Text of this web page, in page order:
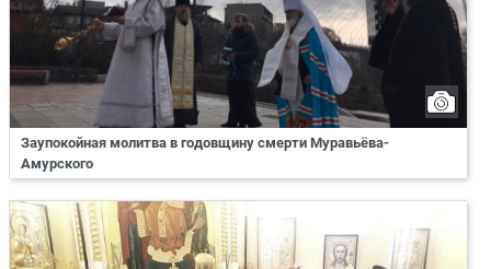
Заупокойная молитва в годовщину смерти Муравьёва-
Амурского